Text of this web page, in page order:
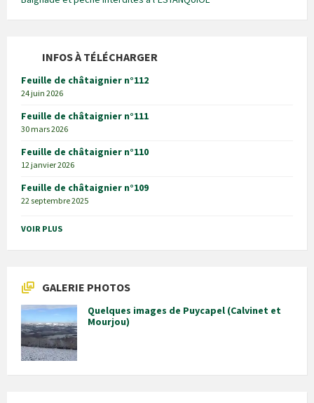
INFOS À TÉLÉCHARGER
Feuille de châtaignier n°112
24 juin 2026
Feuille de châtaignier n°111
30 mars 2026
Feuille de châtaignier n°110
12 janvier 2026
Feuille de châtaignier n°109
22 septembre 2025
VOIR PLUS
GALERIE PHOTOS
Quelques images de Puycapel (Calvinet et
Mourjou)